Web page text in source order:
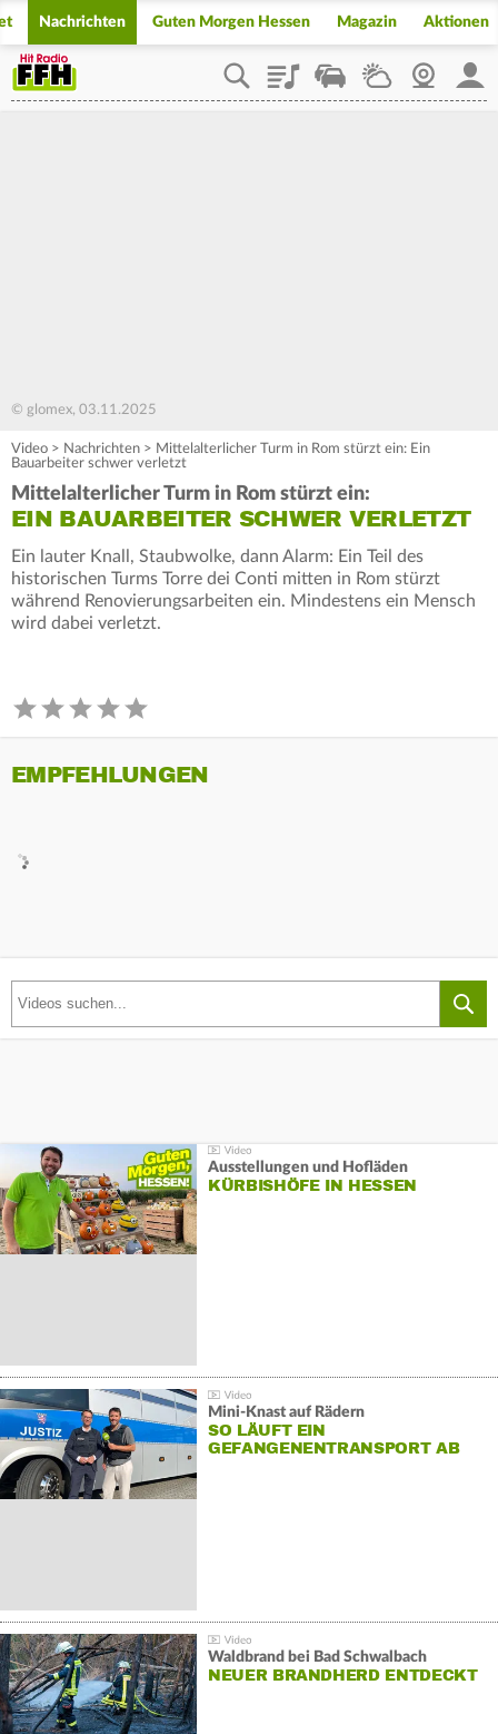
Nachrichten Guten Morgen Hessen Magazin Aktionen
PlaylistStaupilotWetterWebcam
© glomex, 03.11.2025
Video > Nachrichten > Mittelalterlicher Turm in Rom stürzt ein: Ein
Bauarbeiter schwer verletzt
Mittelalterlicher Turm in Rom stürzt ein:
EIN BAUARBEITER SCHWER VERLETZT
Ein lauter Knall, Staubwolke, dann Alarm: Ein Teil des
historischen Turms Torre dei Conti mitten in Rom stürzt
während Renovierungsarbeiten ein. Mindestens ein Mensch
wird dabei verletzt.
EMPFEHLUNGEN
Ausstellungen und Hofläden
KÜRBISHÖFE IN HESSEN
Mini-Knast auf Rädern
SO LÄUFT EIN
GEFANGENENTRANSPORT AB
Waldbrand bei Bad Schwalbach
NEUER BRANDHERD ENTDECKT